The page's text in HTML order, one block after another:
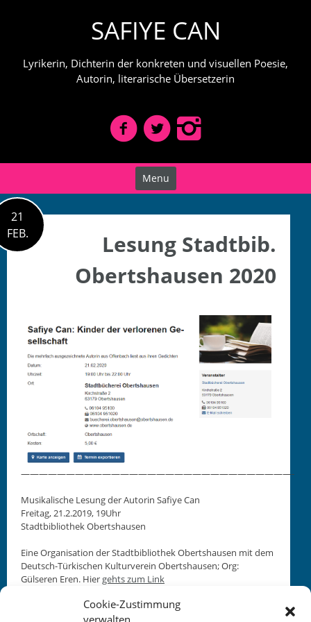
Cookie-Zustimmung
verwalten
SAFIYE CAN
Lyrikerin, Dichterin der konkreten und visuellen Poesie,
Autorin, literarische Übersetzerin
Menu
21
FEB.
Lesung Stadtbib.
Obertshausen 2020
——————————————————————————————-
Musikalis­che Lesung der Autorin Safiye Can
Fre­itag, 21.2.2019, 19Uhr
Stadt­bib­lio­thek Obertshausen
Eine Organ­i­sa­tion der Stadt­bib­lio­thek Obertshausen mit dem
Deutsch-Türkischen Kul­turvere­in Obertshausen; Org:
Gülseren Eren. Hier gehts zum Link